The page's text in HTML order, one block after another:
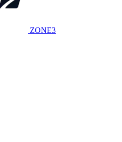
ZONE3